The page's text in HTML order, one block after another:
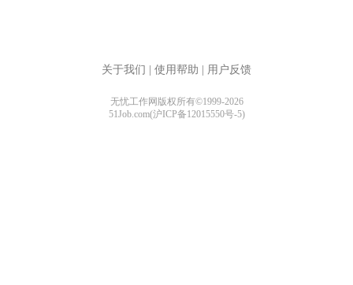
关于我们 使用帮助 用户反馈
无忧工作网版权所有©1999-2026
51Job.com(沪ICP备12015550号-5)